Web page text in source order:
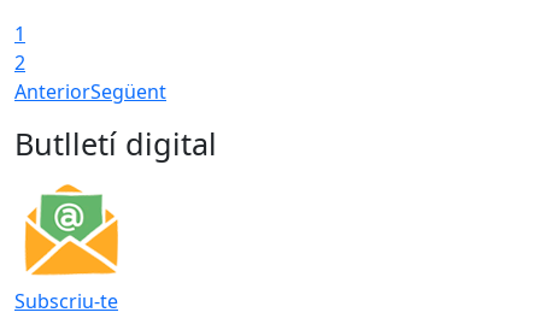
1
2
AnteriorSegüent
Butlletí digital
Subscriu-te